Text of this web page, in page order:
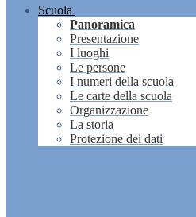
Scuola
Panoramica
Presentazione
I luoghi
Le persone
I numeri della scuola
Le carte della scuola
Organizzazione
La storia
Protezione dei dati